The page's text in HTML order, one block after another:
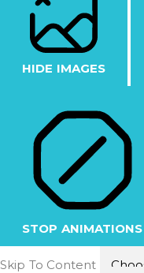
HIDE IMAGES
STOP ANIMATIONS
Skip To Content